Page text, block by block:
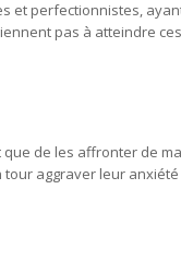
et perfectionnistes,
pas à atteindre
de les affronter de
aggraver leur